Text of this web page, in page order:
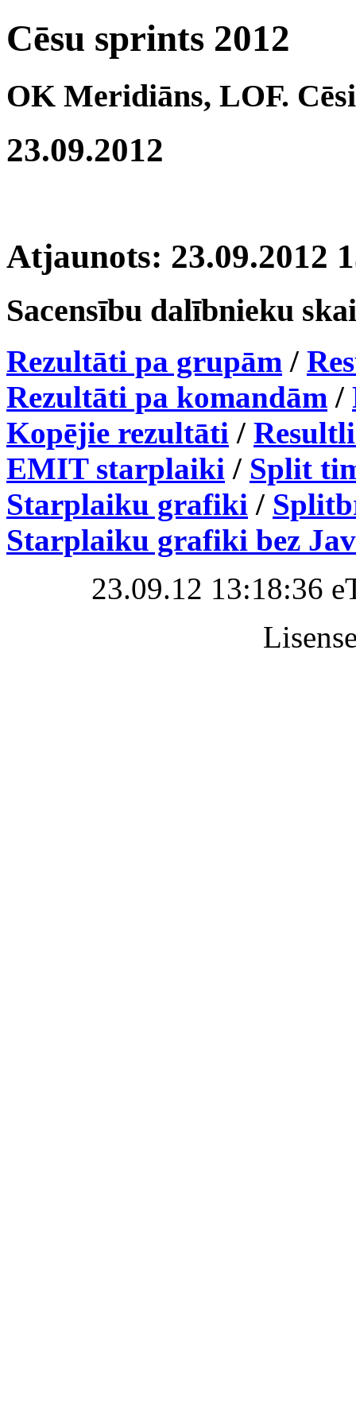
Cēsu sprints 2012
OK Meridiāns, LOF.
23.09.2012
Atjaunots: 23.09.2012
Sacensību dalībnieku
Rezultāti pa grupām /
Rezultāti pa komandām /
Kopējie rezultāti /
EMIT starplaiki / Split
Starplaiku grafiki /
Starplaiku grafiki bez
23.09.12 13:18:36